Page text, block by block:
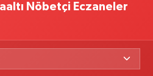
Nöbetçi Eczaneler